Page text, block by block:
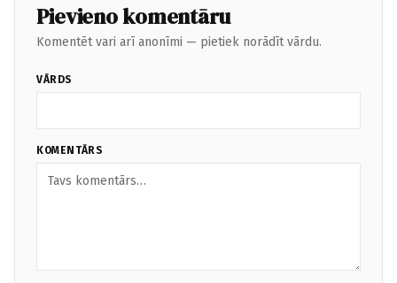
Pievieno komentāru
Komentēt vari arī anonīmi — pietiek norādīt vārdu.
VĀRDS
KOMENTĀRS